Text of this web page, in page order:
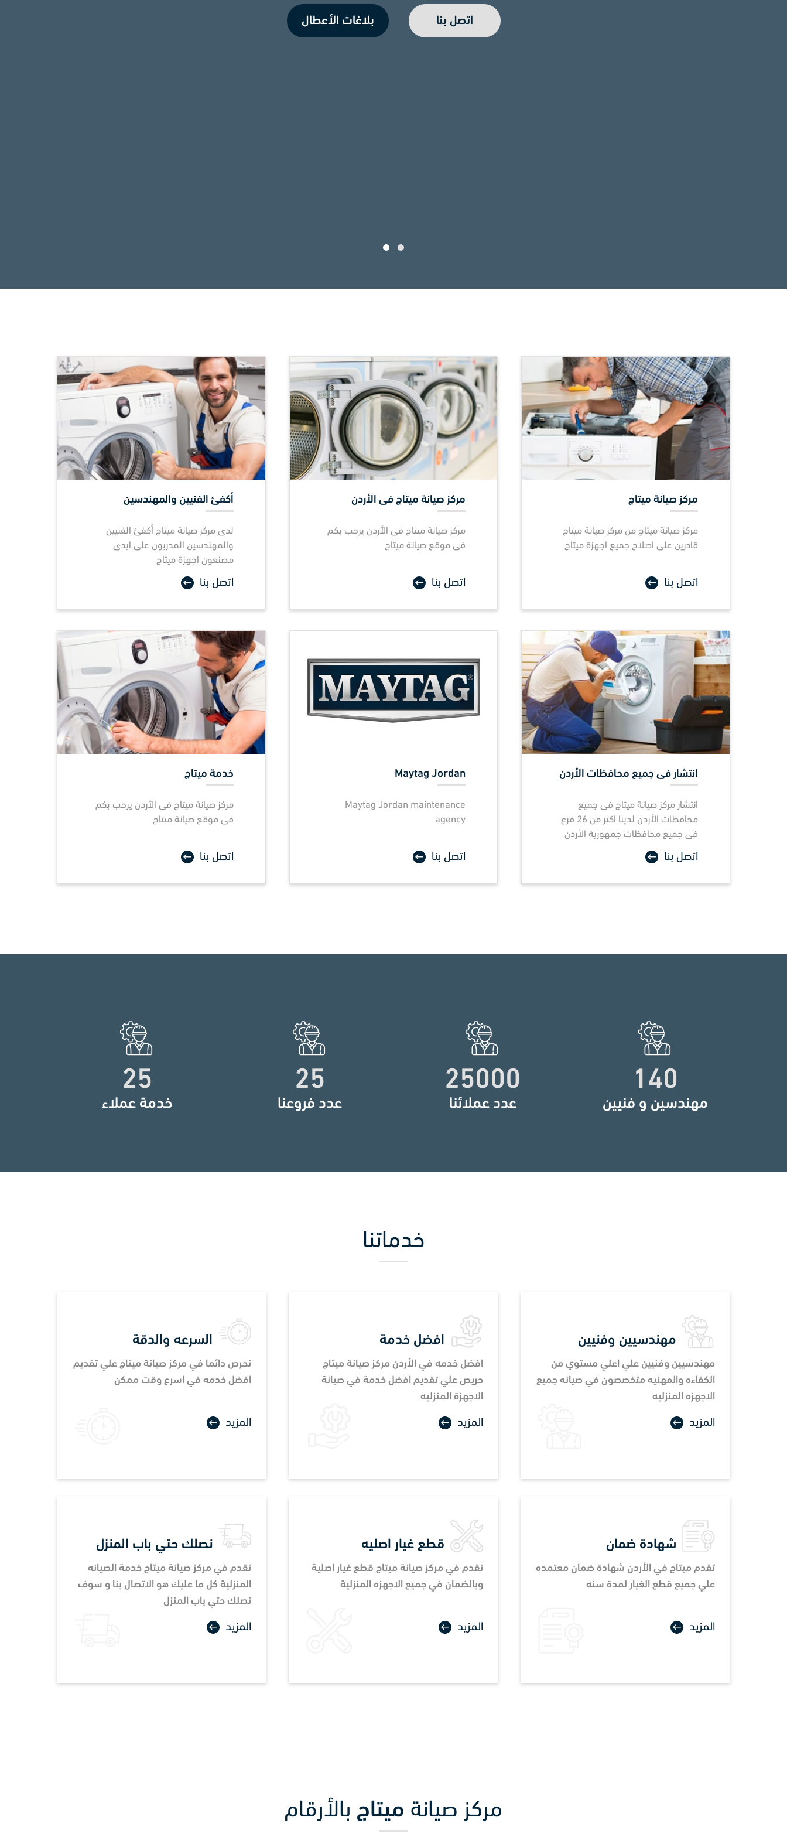
مركز صيانة ميتاج
مركز صيانة ميتاج من مركز صيانة ميتاج
قادرين على اصلاح جميع اجهزة ميتاج
اتصل بنا
مركز صيانة ميتاج فى الأردن
مركز صيانة ميتاج فى الأردن يرحب بكم
فى موقع صيانة ميتاج
اتصل بنا
أكفئ الفنيين والمهندسين
لدى مركز صيانةميتاج أكفئ الفنيين
والمهندسين المدربون على ايدى
مصنعون اجهزة ميتاج
اتصل بنا
انتشار فى جميع محافظات الأردن
انتشار مركز صيانة ميتاج فى جميع
محافظات الأردن لدينا اكتر من 26 فرع
فى جميع محافظات جمهورية الأردن
اتصل بنا
Maytag Jordan
Maytag Jordan maintenance
agency
اتصل بنا
خدمة ميتاج
مركز صيانةميتاج فى الأردن يرحب بكم
فى موقع صيانة ميتاج
اتصل بنا
140
مهندسين و فنيين
25000
عدد عملائنا
25
عدد فروعنا
25
خدمة عملاء
خدماتنا
مهندسيين وفنيين
مهندسيين وفنيين علي اعلي مستوي من
الكفاءه والمهنيه متخصصون في صيانه جميع
الاجهزه المنزليه
المزيد
افضل خدمة
افضل خدمه في الأردن مركز صيانة ميتاج
حريص علي تقديم افضل خدمة في صيانة
الاجهزة المنزليه
المزيد
السرعه والدقة
نحرص دائما في مركز صيانة ميتاج علي تقديم
افضل خدمه في اسرع وقت ممكن
المزيد
شهادة ضمان
تقدم ميتاج في الأردن شهادة ضمان معتمده
علي جميع قطع الغيار لمدة سنه
المزيد
قطع غيار اصليه
نقدم في مركز صيانة ميتاج قطع غيار اصلية
وبالضمان في جميع الاجهزه المنزلية
المزيد
نصلك حتي باب المنزل
نقدم في مركز صيانة ميتاج خدمة الصيانه
المنزلية كل ما عليك هو الاتصال بنا و سوف
نصلك حتي باب المنزل
المزيد
مركز صيانة ميتاج بالأرقام